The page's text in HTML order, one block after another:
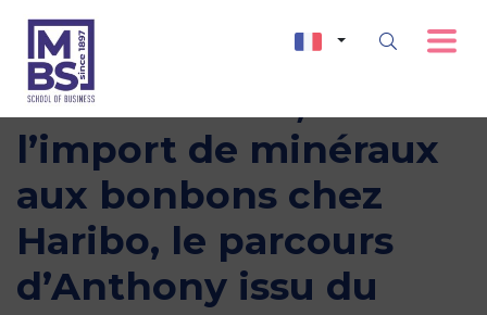
En alternance, de
l’import de minéraux
aux bonbons chez
Haribo, le parcours
d’Anthony issu du